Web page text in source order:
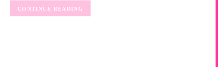
CONTINUE READING